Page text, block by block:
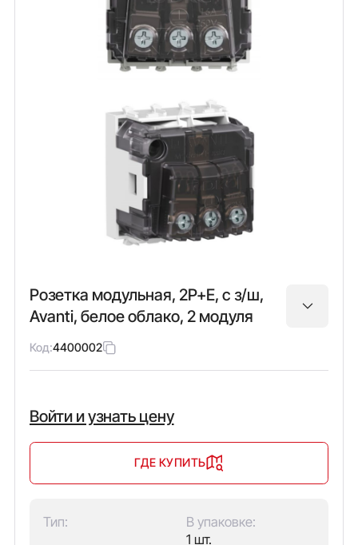
Розетка модульная, 2P+E, с з/ш,
Avanti, белое облако, 2 модуля
Код:4400002
Войти и узнать цену
ГДЕ КУПИТЬ
Тип:
В упаковке:
1 шт.